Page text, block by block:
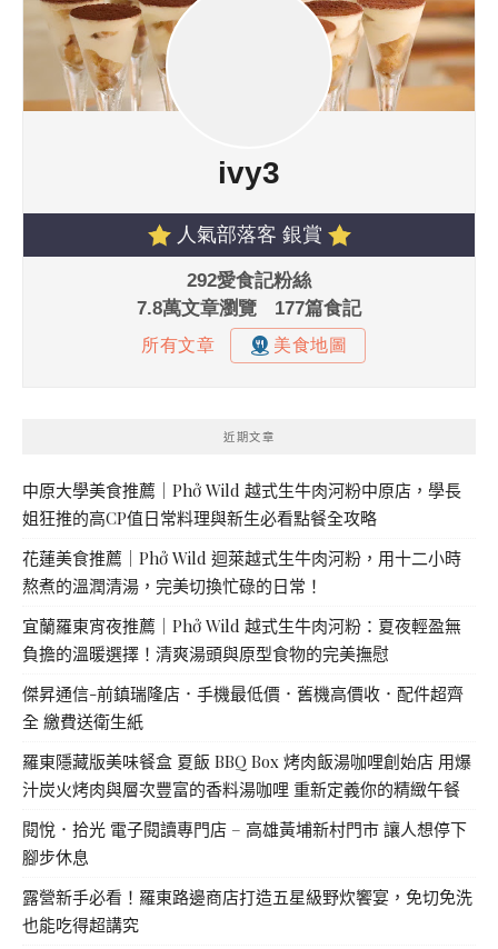
近期文章
中原大學美食推薦｜Phở Wild 越式生牛肉河粉中原店，學長
姐狂推的高CP值日常料理與新生必看點餐全攻略
花蓮美食推薦｜Phở Wild 迴萊越式生牛肉河粉，用十二小時
熬煮的溫潤清湯，完美切換忙碌的日常！
宜蘭羅東宵夜推薦｜Phở Wild 越式生牛肉河粉：夏夜輕盈無
負擔的溫暖選擇！清爽湯頭與原型食物的完美撫慰
傑昇通信-前鎮瑞隆店．手機最低價．舊機高價收．配件超齊
全 繳費送衛生紙
羅東隱藏版美味餐盒 夏飯 BBQ Box 烤肉飯湯咖哩創始店 用爆
汁炭火烤肉與層次豐富的香料湯咖哩 重新定義你的精緻午餐
閱悅．拾光 電子閱讀專門店 – 高雄黃埔新村門市 讓人想停下
腳步休息
露營新手必看！羅東路邊商店打造五星級野炊饗宴，免切免洗
也能吃得超講究